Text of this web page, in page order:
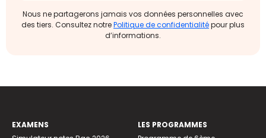
Nous ne partagerons jamais vos données personnelles avec
des tiers. Consultez notrePolitique de confidentialitépour plus
d’informations.
EXAMENS
LES PROGRAMMES